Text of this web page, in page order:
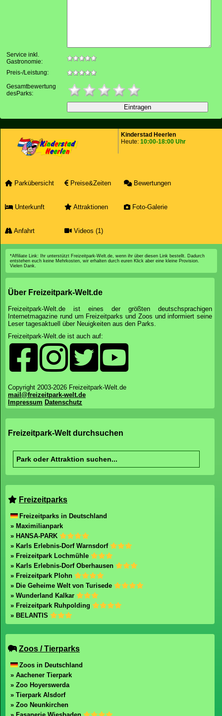
Service inkl.
Gastronomie:
Preis-/Leistung:
Gesamtbewertung
desParks:
Kinderstad Heerlen
Heute: 10:00-18:00 Uhr
Parkübersicht Preise&Zeiten Bewertungen
Unterkunft Attraktionen Foto-Galerie
Anfahrt Videos (1)
*Affiliate Link: Ihr unterstützt Freizeitpark-Welt.de, wenn ihr über diesen Link bestellt. Dadurch
entstehen euch keine Mehrkosten, wir erhalten durch euren Klick aber eine kleine Provision.
Vielen Dank.
Über Freizeitpark-Welt.de
Freizeitpark-Welt.de ist eines der größten deutschsprachigen
Internetmagazine rund um Freizeitparks und Zoos und informiert seine
Leser tagesaktuell über Neuigkeiten aus den Parks.
Freizeitpark-Welt.de ist auch auf:
Copyright 2003-2026 Freizeitpark-Welt.de
mail@freizeitpark-welt.de
Impressum Datenschutz
Freizeitpark-Welt durchsuchen
Freizeitparks
Freizeitparks in Deutschland
» Maximilianpark
» HANSA-PARK
» Karls Erlebnis-Dorf Warnsdorf
» Freizeitpark Lochmühle
» Karls Erlebnis-Dorf Oberhausen
» Freizeitpark Plohn
» Die Geheime Welt von Turisede
» Wunderland Kalkar
» Freizeitpark Ruhpolding
» BELANTIS
Zoos / Tierparks
Zoos in Deutschland
» Aachener Tierpark
» Zoo Hoyerswerda
» Tierpark Alsdorf
» Zoo Neunkirchen